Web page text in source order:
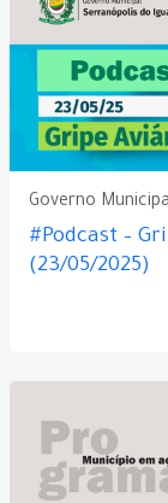
Governo
#Podcast –
(23/05/2025)